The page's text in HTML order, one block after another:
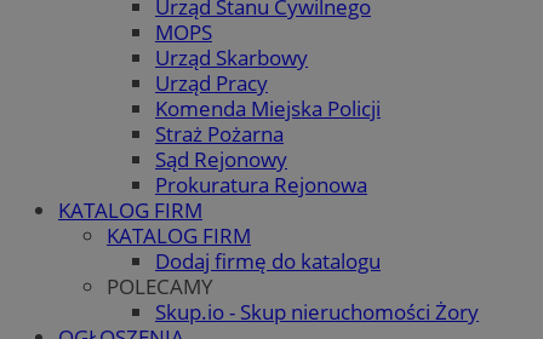
Urząd Stanu Cywilnego
MOPS
Urząd Skarbowy
Urząd Pracy
Komenda Miejska Policji
Straż Pożarna
Sąd Rejonowy
Prokuratura Rejonowa
KATALOG FIRM
KATALOG FIRM
Dodaj firmę do katalogu
POLECAMY
Skup.io - Skup nieruchomości Żory